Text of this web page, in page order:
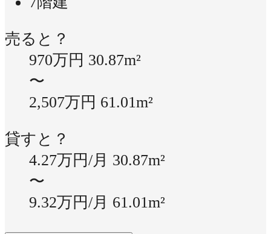
売ると？
970万円 30.87m²
〜
2,507万円 61.01m²
貸すと？
4.27万円/月 30.87m²
〜
9.32万円/月 61.01m²